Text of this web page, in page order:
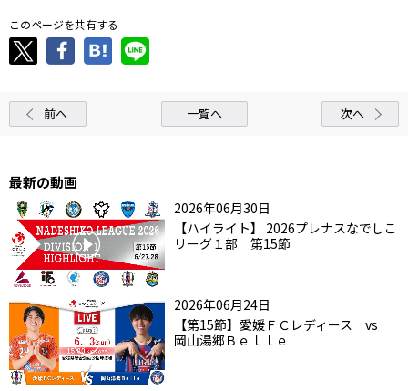
このページを共有する
前へ 一覧へ 次へ
最新の動画
2026年06月30日
【ハイライト】 2026プレナスなでしこ
リーグ１部 第15節
2026年06月24日
【第15節】愛媛ＦＣレディース vs
岡山湯郷Ｂｅｌｌｅ